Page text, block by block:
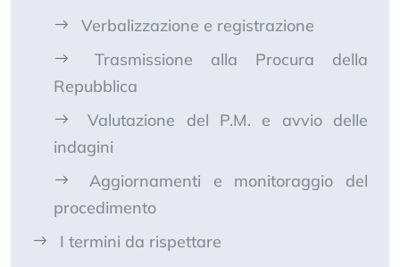
Verbalizzazione e registrazione
Trasmissione alla Procura della
Repubblica
Valutazione del P.M. e avvio delle
indagini
Aggiornamenti e monitoraggio del
procedimento
I termini da rispettare